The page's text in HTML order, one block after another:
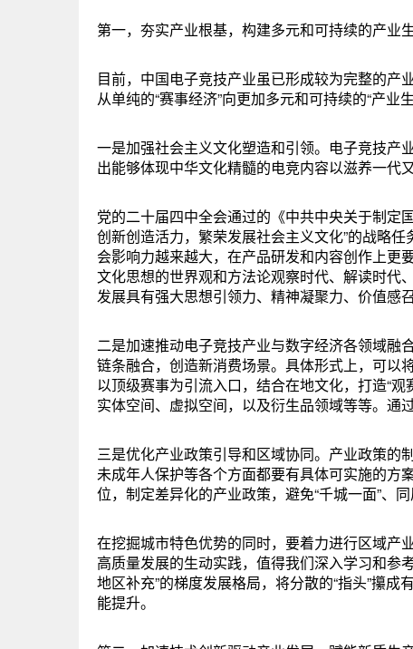
第一，夯实产业根基，构建多元和可持续的产业
目前，中国电子竞技产业虽已形成较为完整的产
从单纯的“赛事经济”向更加多元和可持续的“产业
一是加强社会主义文化塑造和引领。电子竞技产
出能够体现中华文化精髓的电竞内容以滋养一代又
党的二十届四中全会通过的《中共中央关于制定
创新创造活力，繁荣发展社会主义文化”的战略
会影响力越来越大，在产品研发和内容创作上更
文化思想的世界观和方法论观察时代、解读时代
发展具有强大思想引领力、精神凝聚力、价值感
二是加速推动电子竞技产业与数字经济各领域融
链条融合，创造新消费场景。具体形式上，可以
以顶级赛事为引流入口，结合在地文化，打造“
实体空间、虚拟空间，以及衍生品领域等等。通
三是优化产业政策引导和区域协同。产业政策的
未成年人保护等各个方面都要有具体可实施的方
位，制定差异化的产业政策，避免“千城一面”、同
在挖掘城市特色优势的同时，要着力进行区域产
高质量发展的生动实践，值得我们深入学习和参
地区补充”的梯度发展格局，将分散的“指头”攥
能提升。